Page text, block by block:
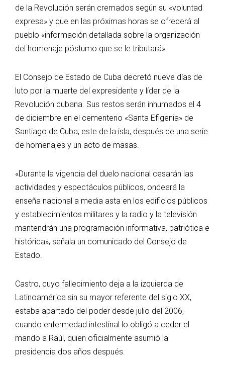
de la Revolución serán cremados según su «voluntad
expresa» y que en las próximas horas se ofrecerá al
pueblo «información detallada sobre la organización
del homenaje póstumo que se le tributará».
El Consejo de Estado de Cuba decretó nueve días de
luto por la muerte del expresidente y líder de la
Revolución cubana. Sus restos serán inhumados el 4
de diciembre en el cementerio «Santa Efigenia» de
Santiago de Cuba, este de la isla, después de una serie
de homenajes y un acto de masas.
«Durante la vigencia del duelo nacional cesarán las
actividades y espectáculos públicos, ondeará la
enseña nacional a media asta en los edificios públicos
y establecimientos militares y la radio y la televisión
mantendrán una programación informativa, patriótica e
histórica», señala un comunicado del Consejo de
Estado.
Castro, cuyo fallecimiento deja a la izquierda de
Latinoamérica sin su mayor referente del siglo XX,
estaba apartado del poder desde julio del 2006,
cuando enfermedad intestinal lo obligó a ceder el
mando a Raúl, quien oficialmente asumió la
presidencia dos años después.